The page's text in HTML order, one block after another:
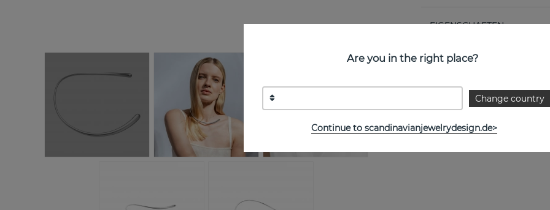
EIGENSCHAFTEN
Kollektion:
Are you in the right place?
Change country
Continue to scandinavianjewelrydesign.de>